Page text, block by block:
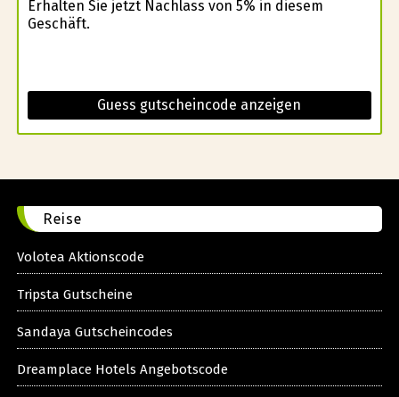
Erhalten Sie jetzt Nachlass von 5% in diesem
Geschäft.
Guess gutscheincode anzeigen
Reise
Volotea Aktionscode
Tripsta Gutscheine
Sandaya Gutscheincodes
Dreamplace Hotels Angebotscode